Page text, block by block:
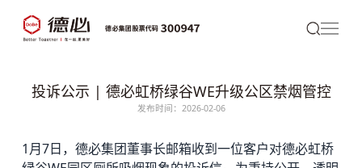
投诉公示 | 德必虹桥绿谷WE升级公区禁烟管控
发布时间：2026-02-06
1月7日，德必集团董事长邮箱收到一位客户对德必虹桥